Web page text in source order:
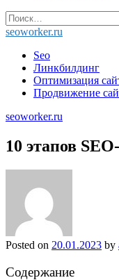
Найти:
seoworker.ru
Seo
Линкбилдинг
Оптимизация
Продвижение
seoworker.ru
10 этапов
Posted on 20.01.2023 by
Содержание